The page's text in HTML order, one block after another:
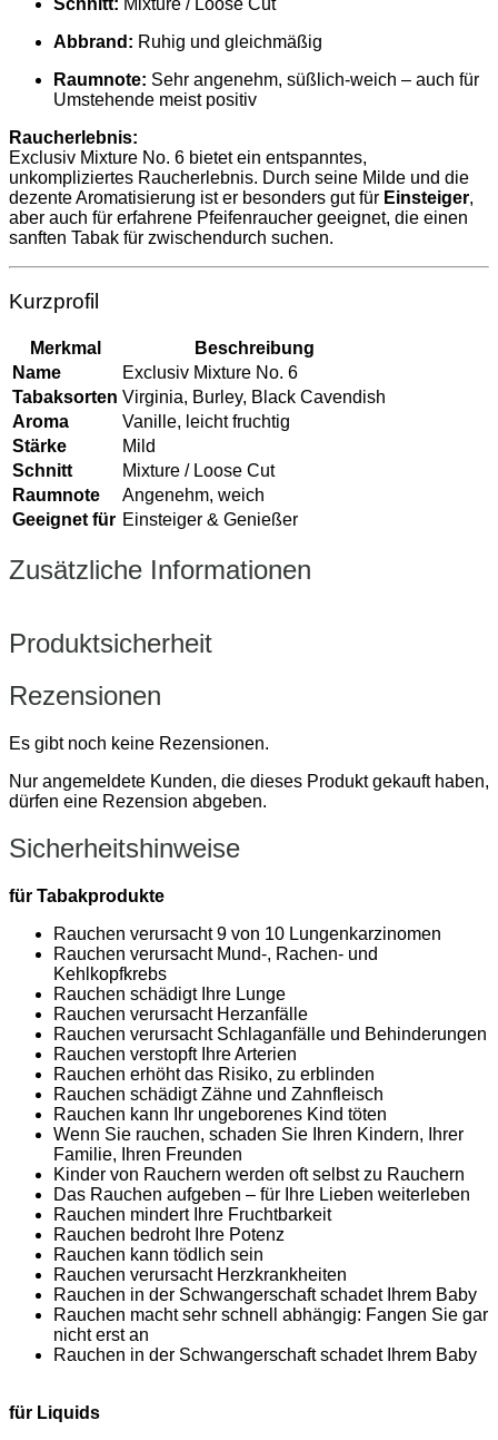
Schnitt: Mixture / Loose Cut
Abbrand: Ruhig und gleichmäßig
Raumnote: Sehr angenehm, süßlich-weich – auch für
Umstehende meist positiv
Raucherlebnis:
Exclusiv Mixture No. 6 bietet ein entspanntes,
unkompliziertes Raucherlebnis. Durch seine Milde und die
dezente Aromatisierung ist er besonders gut für Einsteiger,
aber auch für erfahrene Pfeifenraucher geeignet, die einen
sanften Tabak für zwischendurch suchen.
Kurzprofil
Merkmal
Beschreibung
Name
Exclusiv Mixture No. 6
Tabaksorten Virginia, Burley, Black Cavendish
Aroma
Vanille, leicht fruchtig
Stärke
Mild
Schnitt
Mixture / Loose Cut
Raumnote
Angenehm, weich
Geeignet für Einsteiger & Genießer
Zusätzliche Informationen
Produktsicherheit
Rezensionen
Es gibt noch keine Rezensionen.
Nur angemeldete Kunden, die dieses Produkt gekauft haben,
dürfen eine Rezension abgeben.
Sicherheitshinweise
für Tabakprodukte
Rauchen verursacht 9 von 10 Lungenkarzinomen
Rauchen verursacht Mund-, Rachen- und
Kehlkopfkrebs
Rauchen schädigt Ihre Lunge
Rauchen verursacht Herzanfälle
Rauchen verursacht Schlaganfälle und Behinderungen
Rauchen verstopft Ihre Arterien
Rauchen erhöht das Risiko, zu erblinden
Rauchen schädigt Zähne und Zahnfleisch
Rauchen kann Ihr ungeborenes Kind töten
Wenn Sie rauchen, schaden Sie Ihren Kindern, Ihrer
Familie, Ihren Freunden
Kinder von Rauchern werden oft selbst zu Rauchern
Das Rauchen aufgeben – für Ihre Lieben weiterleben
Rauchen mindert Ihre Fruchtbarkeit
Rauchen bedroht Ihre Potenz
Rauchen kann tödlich sein
Rauchen verursacht Herzkrankheiten
Rauchen in der Schwangerschaft schadet Ihrem Baby
Rauchen macht sehr schnell abhängig: Fangen Sie gar
nicht erst an
Rauchen in der Schwangerschaft schadet Ihrem Baby
für Liquids